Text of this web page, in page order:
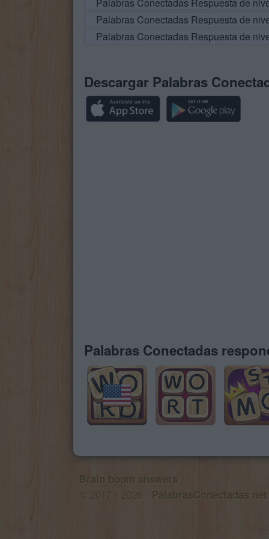
Palabras Conectadas Respuesta de
Palabras Conectadas Respuesta de
Descargar Palabras
Palabras Conectadas
Brain boom answers
© 2017 - 2026 · PalabrasConectadas.net